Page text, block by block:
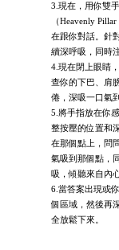
3.現在，用你雙
（Heavenly
在跟你對話。針
續深呼吸，同時
4.現在閉上眼睛
查你的下巴、肩
倦，深吸一口氣
5.將手指放在你
整按壓的位置和
在那個點上，問
氣吸到那個點，
吸，傾聽來自內
6.當答案出現或
個區域，然後再
全放鬆下來。